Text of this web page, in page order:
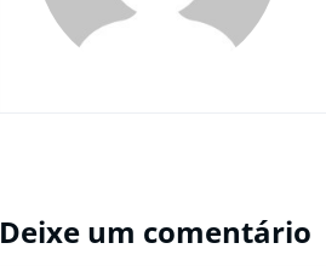
Deixe um comentário